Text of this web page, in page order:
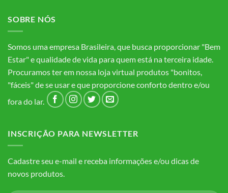
SOBRE NÓS
Somos uma empresa Brasileira, que busca proporcionar "Bem
Estar" e qualidade de vida para quem está na terceira idade.
Procuramos ter em nossa loja virtual produtos "bonitos,
"fáceis" de se usar e que proporcione conforto dentro e/ou
fora do lar.
INSCRIÇÃO PARA NEWSLETTER
Cadastre seu e-mail e receba informações e/ou dicas de
novos produtos.